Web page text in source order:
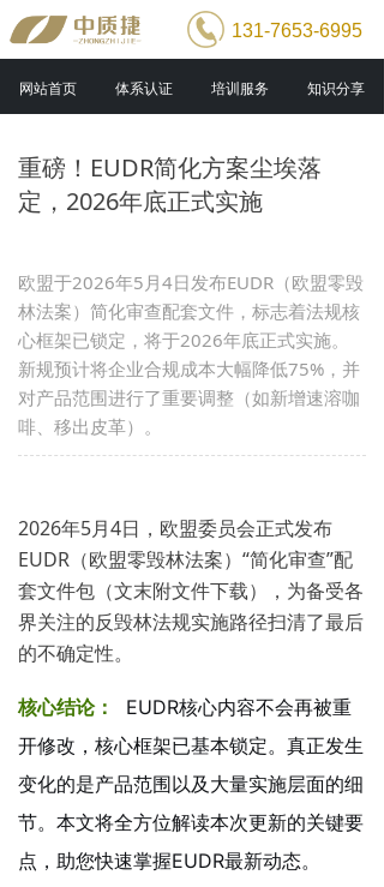
131-7653-6995
网站首页 体系认证 培训服务 知识分享
重磅！EUDR简化方案尘埃落
定，2026年底正式实施
欧盟于2026年5月4日发布EUDR（欧盟零毁
林法案）简化审查配套文件，标志着法规核
心框架已锁定，将于2026年底正式实施。
新规预计将企业合规成本大幅降低75%，并
对产品范围进行了重要调整（如新增速溶咖
啡、移出皮革）。
2026年5月4日，欧盟委员会正式发布
EUDR（欧盟零毁林法案）“简化审查”配
套文件包（文末附文件下载），为备受各
界关注的反毁林法规实施路径扫清了最后
的不确定性。
核心结论：
EUDR核心内容不会再被重
开修改，核心框架已基本锁定。真正发生
变化的是产品范围以及大量实施层面的细
节。本文将全方位解读本次更新的关键要
点，助您快速掌握EUDR最新动态。